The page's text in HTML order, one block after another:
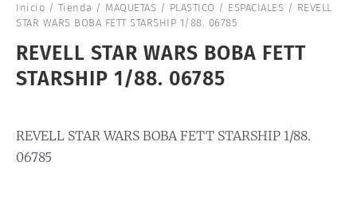
Inicio / Tienda / MAQUETAS / PLASTICO / ESPACIALES / REVELL
STAR WARS BOBA FETT STARSHIP 1/88. 06785
REVELL STAR WARS BOBA FETT
STARSHIP 1/88. 06785
REVELL STAR WARS BOBA FETT STARSHIP 1/88.
06785